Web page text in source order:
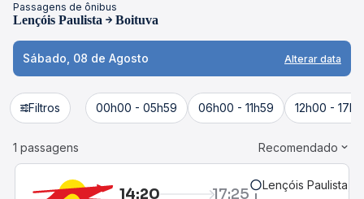
Passagens de ônibus
Lençóis Paulista Boituva
Sábado, 08 de Agosto Alterar data
Filtros 00h00 - 05h59 06h00 - 11h59 12h00 -
1 passagens Recomendado
14:20 17:25 Lençóis Paulista,